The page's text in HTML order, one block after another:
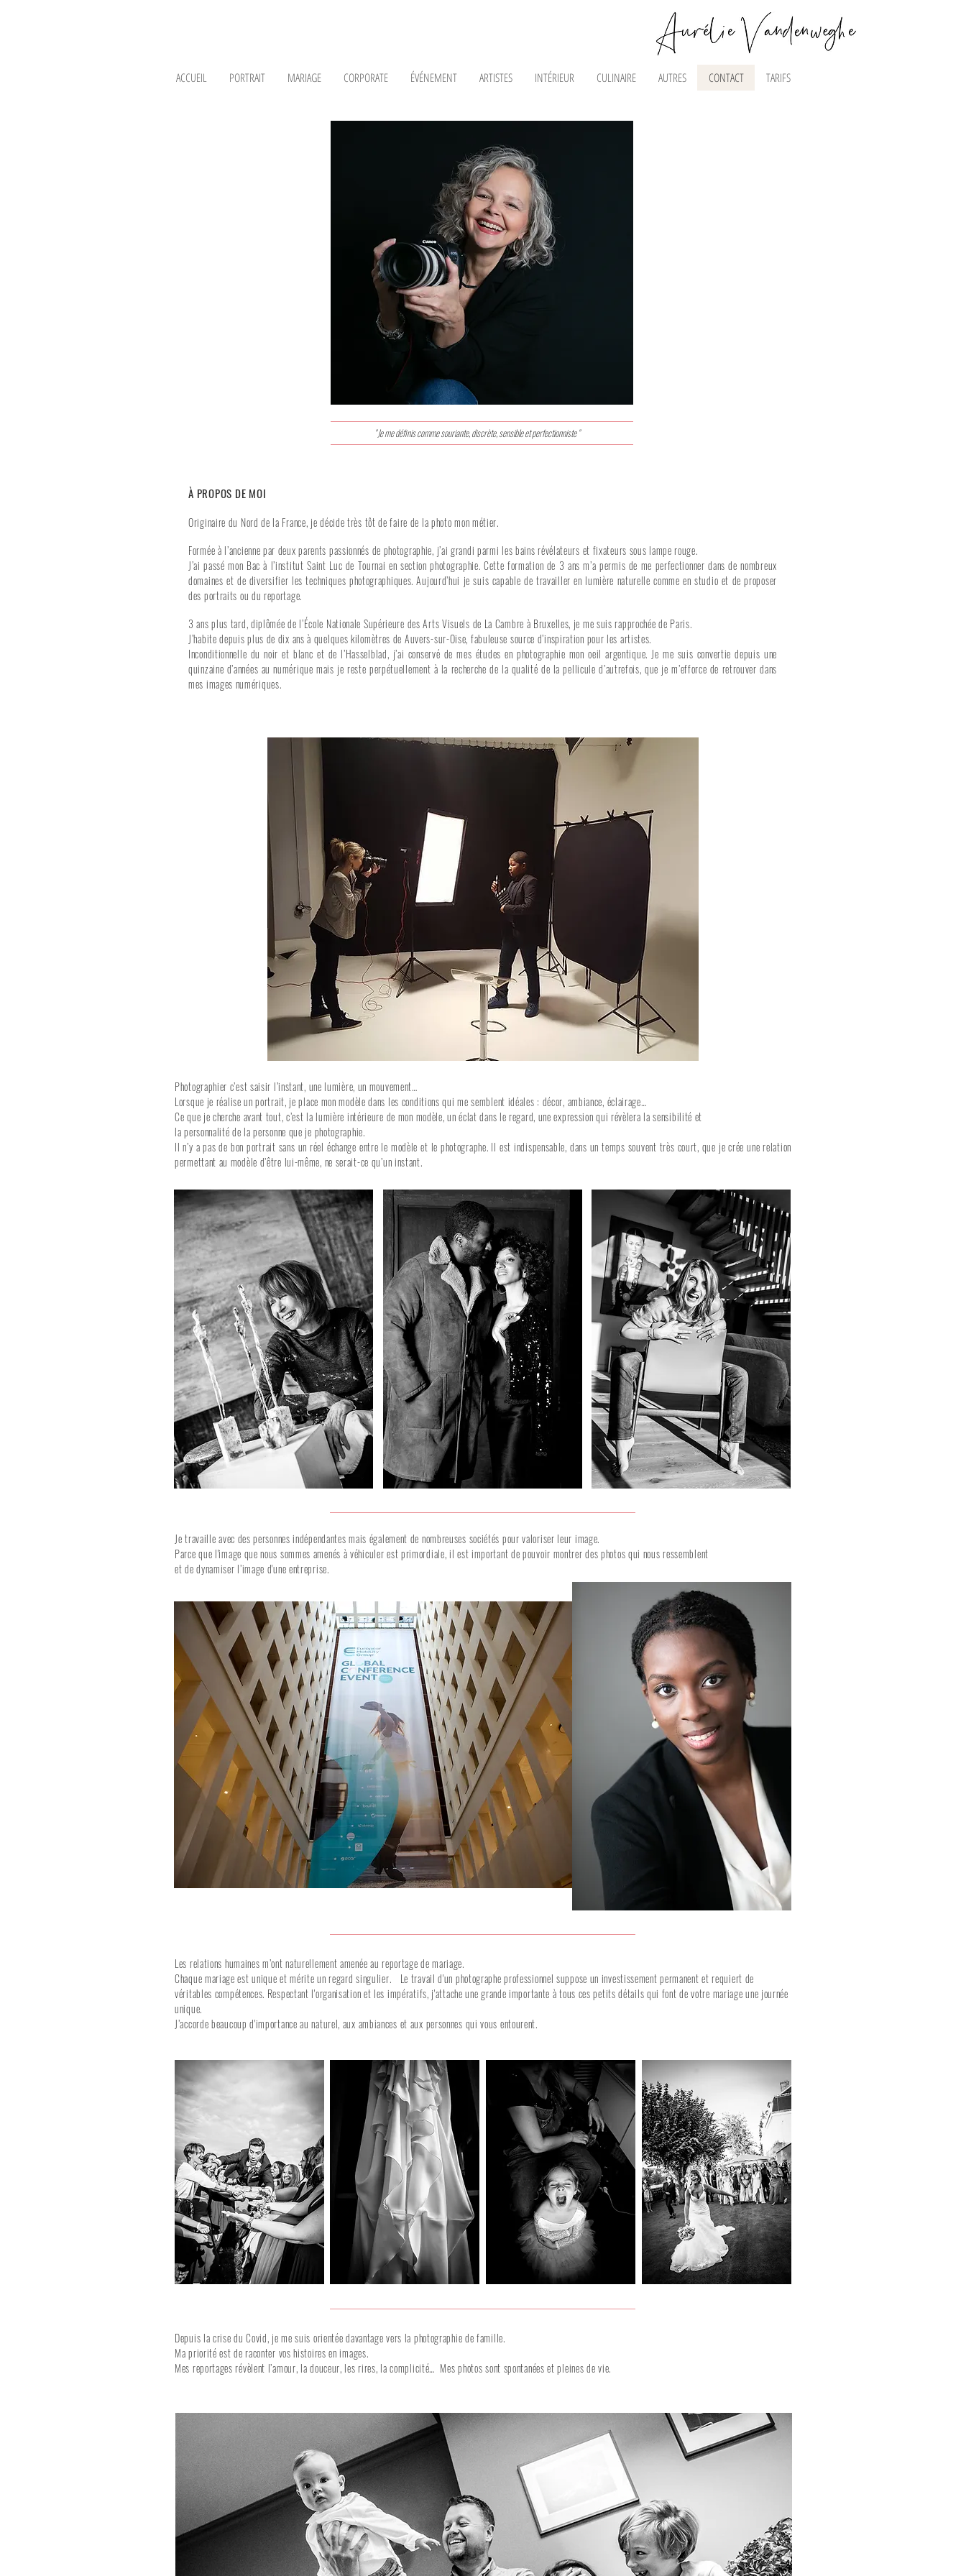
ACCUEIL PORTRAIT MARIAGE CORPORATE ÉVÉNEMENT ARTISTES INTÉRIEUR CULINAIRE AUTRES CONTACT TARIFS
" Je me définis comme souriante, discrète, sensible et perfectionniste "
À PROPOS DE MOI
Originaire du Nord de la France, je décide très tôt de faire de la photo mon métier.
Formée à l’ancienne par deux parents passionnés de photographie, j’ai grandi parmi les bains révélateurs et fixateurs sous lampe rouge.
J’ai passé mon Bac à l’institut Saint Luc de Tournai en section photographie. Cette formation de 3 ans m’a permis de me perfectionner dans de nombreux
domaines et de diversifier les techniques photographiques. Aujourd’hui je suis capable de travailler en lumière naturelle comme en studio et de proposer
des portraits ou du reportage.
3 ans plus tard, diplômée de l’École Nationale Supérieure des Arts Visuels de La Cambre à Bruxelles, je me suis rapprochée de Paris.
J’habite depuis plus de dix ans à quelques kilomètres de Auvers-sur-Oise, fabuleuse source d’inspiration pour les artistes.
Inconditionnelle du noir et blanc et de l’Hasselblad, j’ai conservé de mes études en photographie mon oeil argentique. Je me suis convertie depuis une
quinzaine d’années au numérique mais je reste perpétuellement à la recherche de la qualité de la pellicule d’autrefois, que je m’efforce de retrouver dans
mes images numériques.
Photographier c’est saisir l’instant, une lumière, un mouvement…
Lorsque je réalise un portrait, je place mon modèle dans les conditions qui me semblent idéales : décor, ambiance, éclairage…
Ce que je cherche avant tout, c’est la lumière intérieure de mon modèle, un éclat dans le regard, une expression qui révèlera la sensibilité et
la personnalité de la personne que je photographie.
Il n’y a pas de bon portrait sans un réel échange entre le modèle et le photographe. Il est indispensable, dans un temps souvent très court, que je crée une relation
permettant au modèle d’être lui-même, ne serait-ce qu’un instant.
Je travaille avec des personnes indépendantes mais également de nombreuses sociétés pour valoriser leur image.
Parce que l'image que nous sommes amenés à véhiculer est primordiale, il est important de pouvoir montrer des photos qui nous ressemblent
et de dynamiser l’image d'une entreprise.
Les relations humaines m’ont naturellement amenée au reportage de mariage.
Chaque mariage est unique et mérite un regard singulier. Le travail d'un photographe professionnel suppose un investissement permanent et requiert de
véritables compétences. Respectant l'organisation et les impératifs, j'attache une grande importante à tous ces petits détails qui font de votre mariage une journée
unique.
J’accorde beaucoup d'importance au naturel, aux ambiances et aux personnes qui vous entourent.
Depuis la crise du Covid, je me suis orientée davantage vers la photographie de famille.
Ma priorité est de raconter vos histoires en images.
Mes reportages révèlent l’amour, la douceur, les rires, la complicité… Mes photos sont spontanées et pleines de vie.